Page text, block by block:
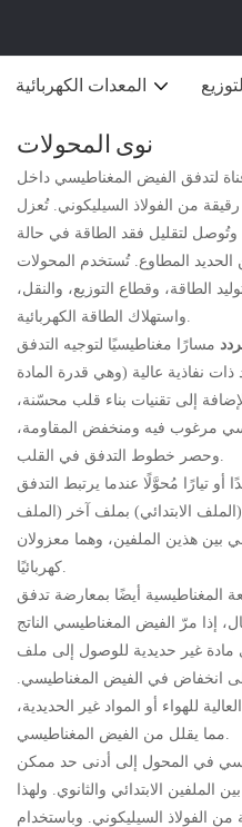
المعدات الكهربائية
نوى المحولات
لتدفق الفيض المغناطيسي داخل
من الفولاذ السيليكوني. تُعزل
وتُوصل لتقليل فقد الطاقة في حالة
المطاوع. تُستخدم المحولات
الطاقة، وقطاع التوزيع، والنقل،
مسارًا مغناطيسيًا لتوجيه التدفق
نفاذية عالية (وهي قدرة المادة
إلى تقنيات بناء قلب محسّنة،
مرغوب فيه ومنخفض المقاومة،
أو تيارًا مُحوَّلًا عندما يرتبط التدفق
الابتدائي) بملف آخر (الملف
بين هذين الملفين، وهما معزولان
المغناطيسية أيضًا بمعارضة تدفق
إذا مرّ الفيض المغناطيسي الناتج
مادة غير حديدية للوصول إلى ملف
انخفاض في الفيض المغناطيسي.
للهواء أو المواد غير الحديدية،
في المحول إلى أدنى حد ممكن
الابتدائي والثانوي. ولهذا
الفولاذ السيليكوني. وباستخدام